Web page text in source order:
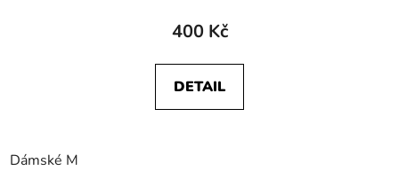
400 Kč
DETAIL
Dámské M